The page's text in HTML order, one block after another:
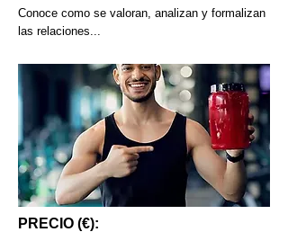
Conoce como se valoran, analizan y formalizan
las relaciones...
PRECIO (€):